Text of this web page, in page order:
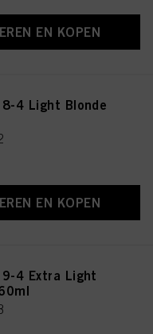
EN KOPEN
8-4 Light Blonde
EN KOPEN
9-4 Extra Light